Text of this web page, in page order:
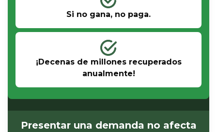
Si no gana, no paga.
¡Decenas de millones recuperados
anualmente!
Presentar una demanda no afecta